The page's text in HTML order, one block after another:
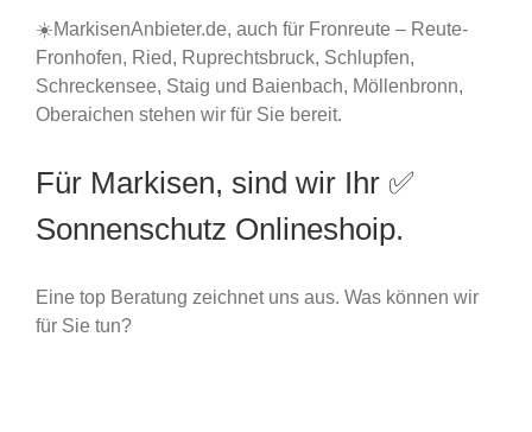
☀️MarkisenAnbieter.de, auch für Fronreute – Reute-
Fronhofen, Ried, Ruprechtsbruck, Schlupfen,
Schreckensee, Staig und Baienbach, Möllenbronn,
Oberaichen stehen wir für Sie bereit.
Für Markisen, sind wir Ihr ✅
Sonnenschutz Onlineshoip.
Eine top Beratung zeichnet uns aus. Was können wir
für Sie tun?